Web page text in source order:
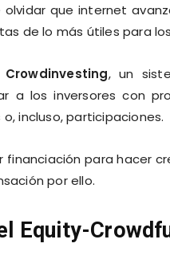
que internet
de lo más útiles para
Crowdinvesting, un
a los inversores con
incluso, participaciones.
para hacer
por ello.
Equity-